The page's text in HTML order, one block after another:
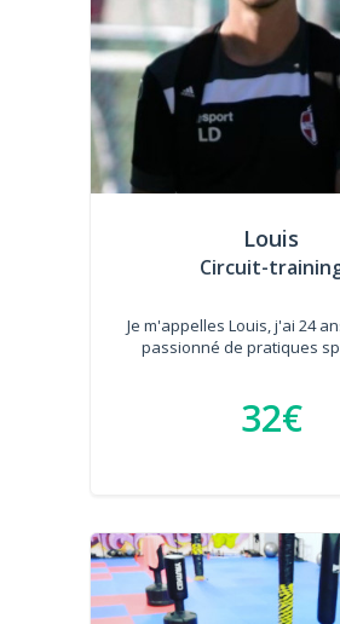
Louis
Circuit-
Je m'appelles Louis, j'ai 24
passionné de pratiques
32€